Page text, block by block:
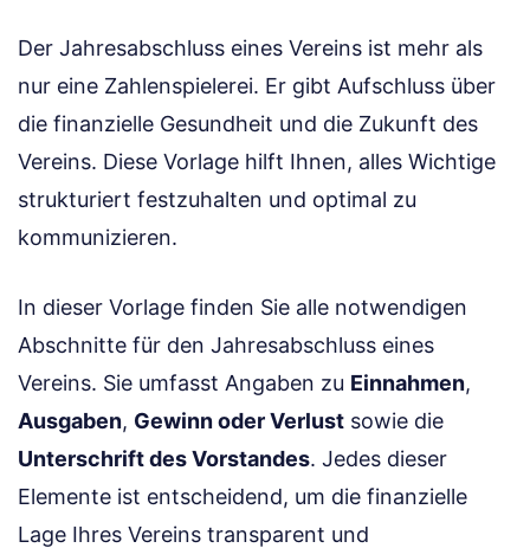
Der Jahresabschluss eines Vereins ist mehr als
nur eine Zahlenspielerei. Er gibt Aufschluss über
die finanzielle Gesundheit und die Zukunft des
Vereins. Diese Vorlage hilft Ihnen, alles Wichtige
strukturiert festzuhalten und optimal zu
kommunizieren.
In dieser Vorlage finden Sie alle notwendigen
Abschnitte für den Jahresabschluss eines
Vereins. Sie umfasst Angaben zu Einnahmen,
Ausgaben, Gewinn oder Verlust sowie die
Unterschrift des Vorstandes. Jedes dieser
Elemente ist entscheidend, um die finanzielle
Lage Ihres Vereins transparent und